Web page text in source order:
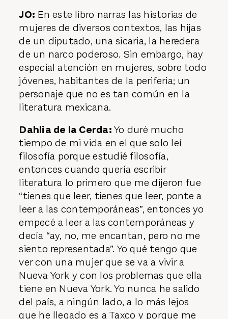
JO: En este libro narras las historias de
mujeres de diversos contextos, las hijas
de un diputado, una sicaria, la heredera
de un narco poderoso. Sin embargo, hay
especial atención en mujeres, sobre todo
jóvenes, habitantes de la periferia; un
personaje que no es tan común en la
literatura mexicana.
Dahlia de la Cerda:Yo duré mucho
tiempo de mi vida en el que solo leí
filosofía porque estudié filosofía,
entonces cuando quería escribir
literatura lo primero que me dijeron fue
“tienes que leer, tienes que leer, ponte a
leer a las contemporáneas”, entonces yo
empecé a leer a las contemporáneas y
decía “ay, no, me encantan, pero no me
siento representada”. Yo qué tengo que
ver con una mujer que se va a vivir a
Nueva York y con los problemas que ella
tiene en Nueva York. Yo nunca he salido
del país, a ningún lado, a lo más lejos
que he llegado es a Taxco y porque me